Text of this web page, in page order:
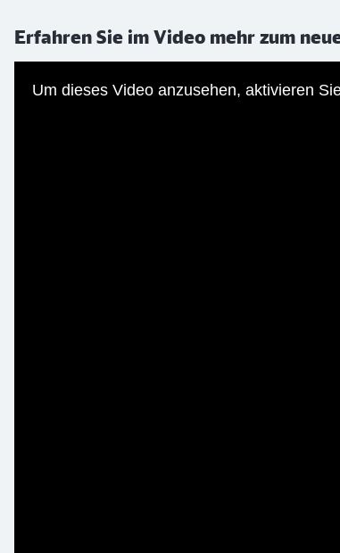
Erfahren Sie im Video mehr zum
Um dieses Video anzusehen, aktivieren